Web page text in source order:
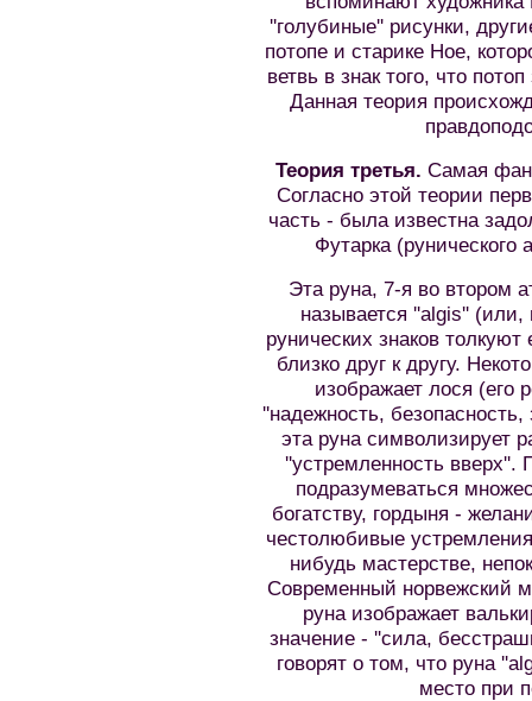
''голубиные'' рисунки,
потопе и старике Ное,
ветвь в знак того, что
Данная теория
Теория третья. Самая
Согласно этой теории
часть - была известна
Футарка
Эта руна, 7-я во втором
называется ''algis''
рунических знаков
близко друг к другу.
изображает лося (его
''надежность,
эта руна символизирует
''устремленность вверх''.
подразумеваться
богатству, гордыня -
честолюбивые
нибудь мастерстве,
Современный норвежский
руна изображает
значение - ''сила,
говорят о том, что руна
место при